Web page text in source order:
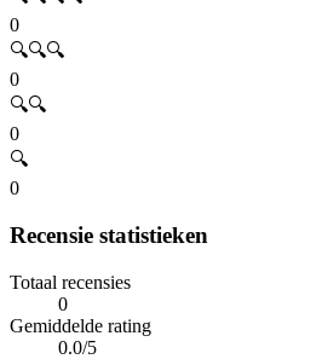
0
🔍🔍🔍
0
🔍🔍
0
🔍
0
Recensie statistieken
Totaal recensies
0
Gemiddelde rating
0.0/5